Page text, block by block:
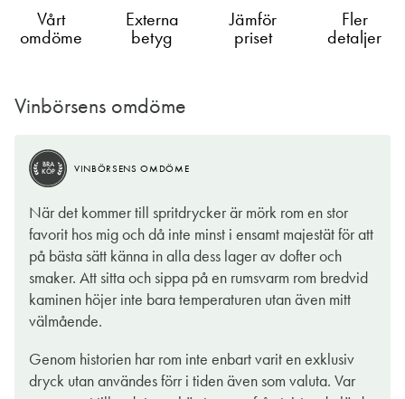
Vårt
omdöme
Externa
betyg
Jämför
priset
Fler
detaljer
Vinbörsens omdöme
BRA
KÖP
VINBÖRSENS OMDÖME
När det kommer till spritdrycker är mörk rom en stor
favorit hos mig och då inte minst i ensamt majestät för att
på bästa sätt känna in alla dess lager av dofter och
smaker. Att sitta och sippa på en rumsvarm rom bredvid
kaminen höjer inte bara temperaturen utan även mitt
välmående.
Genom historien har rom inte enbart varit en exklusiv
dryck utan användes förr i tiden även som valuta. Var